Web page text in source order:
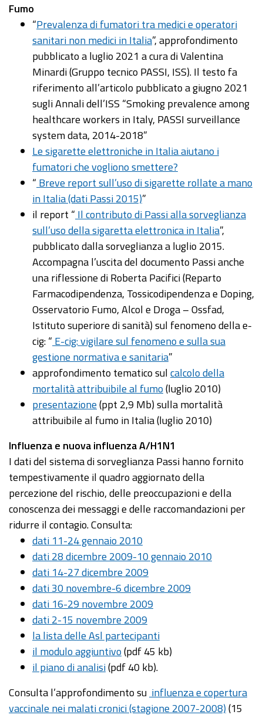
Fumo
“Prevalenza di fumatori tra medici e operatori
sanitari non medici in Italia”, approfondimento
pubblicato a luglio 2021 a cura di Valentina
Minardi (Gruppo tecnico PASSI, ISS). Il testo fa
riferimento all’articolo pubblicato a giugno 2021
sugli Annali dell’ISS “Smoking prevalence among
healthcare workers in Italy, PASSI surveillance
system data, 2014-2018”
Le sigarette elettroniche in Italia aiutano i
fumatori che vogliono smettere?
“ Breve report sull’uso di sigarette rollate a mano
in Italia (dati Passi 2015)”
il report “ Il contributo di Passi alla sorveglianza
sull’uso della sigaretta elettronica in Italia”,
pubblicato dalla sorveglianza a luglio 2015.
Accompagna l’uscita del documento Passi anche
una riflessione di Roberta Pacifici (Reparto
Farmacodipendenza, Tossicodipendenza e Doping,
Osservatorio Fumo, Alcol e Droga – Ossfad,
Istituto superiore di sanità) sul fenomeno della e-
cig: “ E-cig: vigilare sul fenomeno e sulla sua
gestione normativa e sanitaria”
approfondimento tematico sulcalcolo della
mortalità attribuibile al fumo(luglio 2010)
presentazione(ppt 2,9 Mb) sulla mortalità
attribuibile al fumo in Italia (luglio 2010)
Influenza e nuova influenza A/H1N1
I dati del sistema di sorveglianza Passi hanno fornito
tempestivamente il quadro aggiornato della
percezione del rischio, delle preoccupazioni e della
conoscenza dei messaggi e delle raccomandazioni per
ridurre il contagio. Consulta:
dati 11-24 gennaio 2010
dati 28 dicembre 2009-10 gennaio 2010
dati 14-27 dicembre 2009
dati 30 novembre-6 dicembre 2009
dati 16-29 novembre 2009
dati 2-15 novembre 2009
la lista delle Asl partecipanti
il modulo aggiuntivo(pdf 45 kb)
il piano di analisi(pdf 40 kb).
Consulta l’approfondimento su influenza e copertura
vaccinale nei malati cronici (stagione 2007-2008)(15